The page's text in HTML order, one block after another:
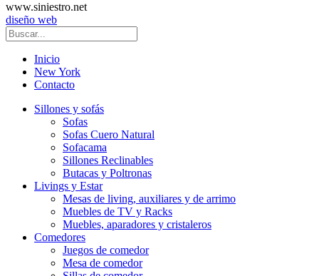
www.siniestro.net
diseño web
Inicio
New York
Contacto
Sillones y sofás
Sofas
Sofas Cuero Natural
Sofacama
Sillones Reclinables
Butacas y Poltronas
Livings y Estar
Mesas de living, auxiliares y de arrimo
Muebles de TV y Racks
Muebles, aparadores y cristaleros
Comedores
Juegos de comedor
Mesa de comedor